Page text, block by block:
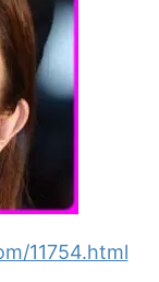
11754.html